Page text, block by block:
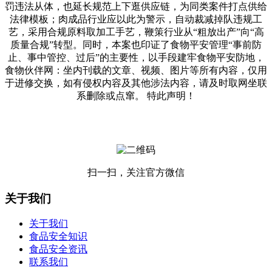
罚违法从体，也延长规范上下逛供应链，为同类案件打点供给
法律模板；肉成品行业应以此为警示，自动裁减掉队违规工
艺，采用合规原料取加工手艺，鞭策行业从“粗放出产”向“高
质量合规”转型。同时，本案也印证了食物平安管理“事前防
止、事中管控、过后”的主要性，以手段建牢食物平安防地，
食物伙伴网：坐内刊载的文章、视频、图片等所有内容，仅用
于进修交换，如有侵权内容及其他涉法内容，请及时取网坐联
系删除或点窜。 特此声明！
扫一扫，关注官方微信
关于我们
关于我们
食品安全知识
食品安全资讯
联系我们